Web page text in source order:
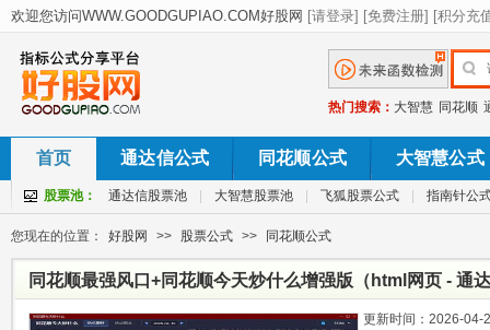
热门搜索： 大智慧 同花顺
首页 通达信公式 同花顺公式 大智慧公式
股票池： 通达信股票池 大智慧股票池 飞狐股票公式 指南针公
您现在的位置： 好股网 >> 股票公式 >> 同花顺公式
同花顺最强风口+同花顺今天炒什么增强版（html网页 - 通
更新时间： 2026-04-